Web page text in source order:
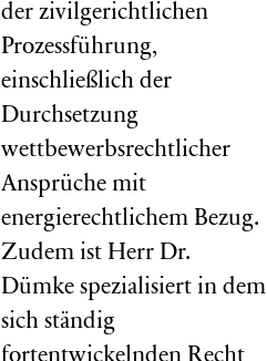
der zivilgerichtlichen
Prozessführung,
einschließlich der
Durchsetzung
wettbewerbsrechtlicher
Ansprüche mit
energierechtlichem Bezug.
Zudem ist Herr Dr.
Dümke spezialisiert in dem
sich ständig